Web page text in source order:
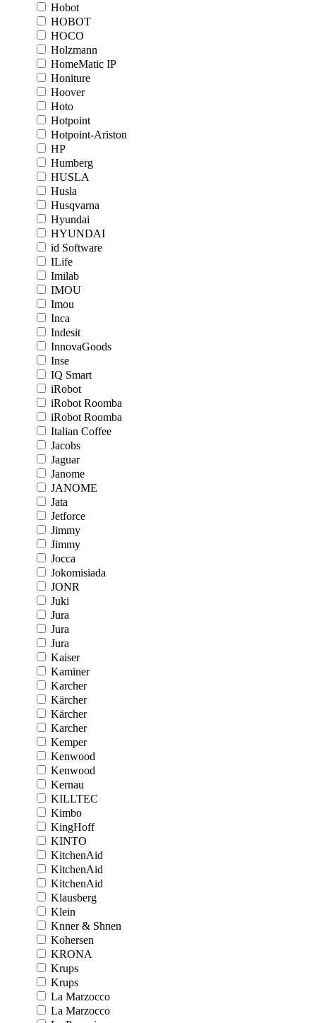
Hobot
HOBOT
HOCO
Holzmann
HomeMatic IP
Honiture
Hoover
Hoto
Hotpoint
Hotpoint-Ariston
HP
Humberg
HUSLA
Husla
Husqvarna
Hyundai
HYUNDAI
id Software
ILife
Imilab
IMOU
Imou
Inca
Indesit
InnovaGoods
Inse
IQ Smart
iRobot
iRobot Roomba
iRobot Roomba
Italian Coffee
Jacobs
Jaguar
Janome
JANOME
Jata
Jetforce
Jimmy
Jimmy
Jocca
Jokomisiada
JONR
Juki
Jura
Jura
Jura
Kaiser
Kaminer
Karcher
Kärcher
Kärcher
Karcher
Kemper
Kenwood
Kenwood
Kernau
KILLTEC
Kimbo
KingHoff
KINTO
KitchenAid
KitchenAid
KitchenAid
Klausberg
Klein
Knner & Shnen
Kohersen
KRONA
Krups
Krups
La Marzocco
La Marzocco